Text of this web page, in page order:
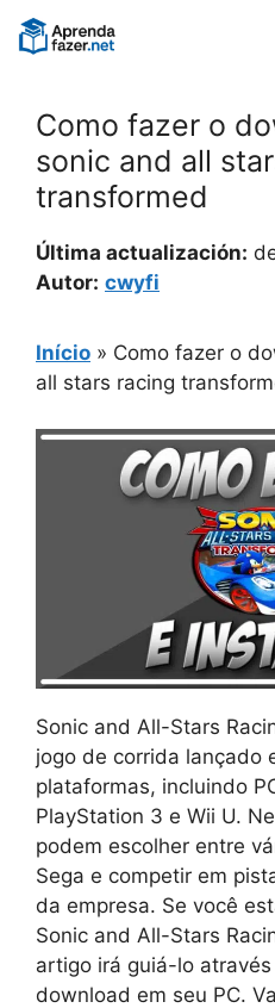
Pular
para
Como fazer o
sonic and all
transformed
Última actualización:
Autor: cwyfi
Início » Como fazer o
all stars racing
Sonic and All-Stars
jogo de corrida lançado
plataformas, incluindo
PlayStation 3 e Wii U.
podem escolher entre
Sega e competir em
da empresa. Se você
Sonic and All-Stars
artigo irá guiá-lo
download em seu PC.